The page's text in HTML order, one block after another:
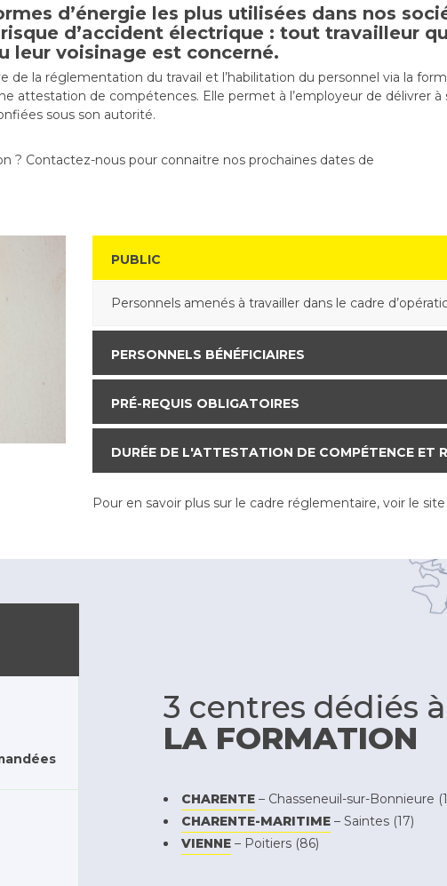
d’énergie les plus utilisées dans nos
d’accident électrique : tout travailleur
leur voisinage est concerné.
de la réglementation du travail et l’habilitation du personnel via la
attestation de compétences. Elle permet à l’employeur de délivrer à
sous son autorité.
? Contactez-nous pour connaitre nos prochaines dates de
PUBLIC
Personnels amenés à travailler dans le cadre
PERSONNELS BÉNÉFICIAIRES
PRÉ-REQUIS OBLIGATOIRES
DURÉE DE L'ATTESTATION DE COMPÉTENCE ET
Pour en savoir plus sur le cadre réglementaire, voir le
3 centres dédiés à
LA FORMATION
CHARENTE – Chasseneuil-sur-Bonnieure
CHARENTE-MARITIME – Saintes (17)
VIENNE – Poitiers (86)